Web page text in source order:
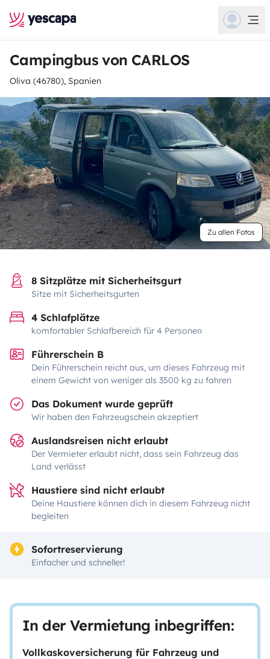
Campingbus von CARLOS
Oliva (46780), Spanien
Zu allen Fotos
8 Sitzplätze mit Sicherheitsgurt
Sitze mit Sicherheitsgurten
4 Schlafplätze
komfortabler Schlafbereich für 4 Personen
Führerschein B
Dein Führerschein reicht aus, um dieses Fahrzeug mit
einem Gewicht von weniger als 3500 kg zu fahren
Das Dokument wurde geprüft
Wir haben den Fahrzeugschein akzeptiert
Auslandsreisen nicht erlaubt
Der Vermieter erlaubt nicht, dass sein Fahrzeug das
Land verlässt
Haustiere sind nicht erlaubt
Deine Haustiere können dich in diesem Fahrzeug nicht
begleiten
Sofortreservierung
Einfacher und schneller!
In der Vermietung inbegriffen:
Vollkaskoversicherung für Fahrzeug und